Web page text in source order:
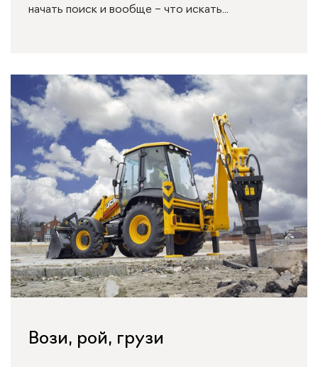
начать поиск и вообще – что искать...
Вози, рой, грузи